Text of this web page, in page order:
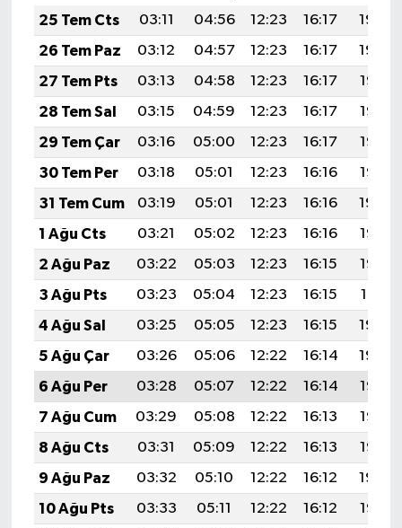
25 Tem Cts
03:11 04:56 12:23 16:17
19:40
26 Tem Paz
03:12 04:57 12:23 16:17
19:39
27 Tem Pts
03:13 04:58 12:23 16:17
19:38
28 Tem Sal
03:15 04:59 12:23 16:17
19:37
29 Tem Çar
03:16 05:00 12:23 16:17
19:36
30 Tem Per
03:18 05:01 12:23 16:16
19:35
31 Tem Cum
03:19 05:01 12:23 16:16
19:34
1 Ağu Cts
03:21 05:02 12:23 16:16
19:33
2 Ağu Paz
03:22 05:03 12:23 16:15
19:32
3 Ağu Pts
03:23 05:04 12:23 16:15
19:31
4 Ağu Sal
03:25 05:05 12:23 16:15
19:30
5 Ağu Çar
03:26 05:06 12:22 16:14
19:29
6 Ağu Per
03:28 05:07 12:22 16:14
19:28
7 Ağu Cum
03:29 05:08 12:22 16:13
19:26
8 Ağu Cts
03:31 05:09 12:22 16:13
19:25
9 Ağu Paz
03:32 05:10 12:22 16:12
19:24
10 Ağu Pts
03:33 05:11 12:22 16:12
19:23